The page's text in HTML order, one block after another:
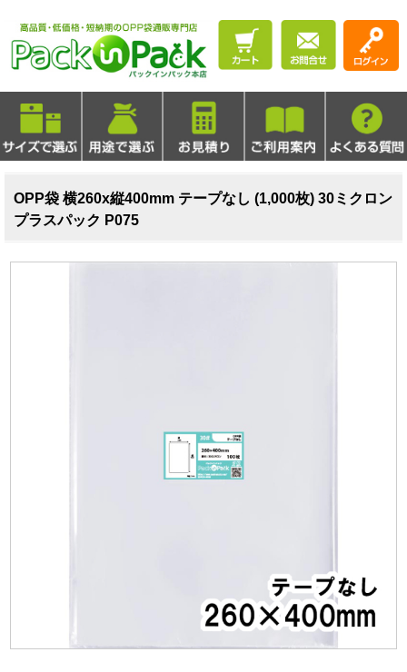
OPP袋 横260x縦400mm テープなし (1,000枚) 30ミクロン
プラスパック P075